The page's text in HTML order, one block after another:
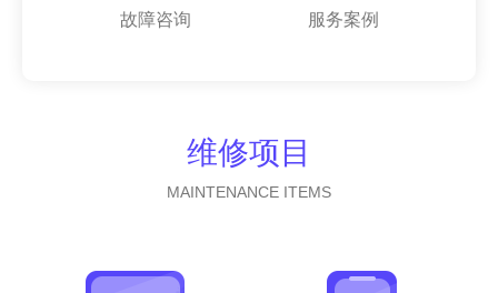
故障咨询 服务案例
维修项目
MAINTENANCE ITEMS